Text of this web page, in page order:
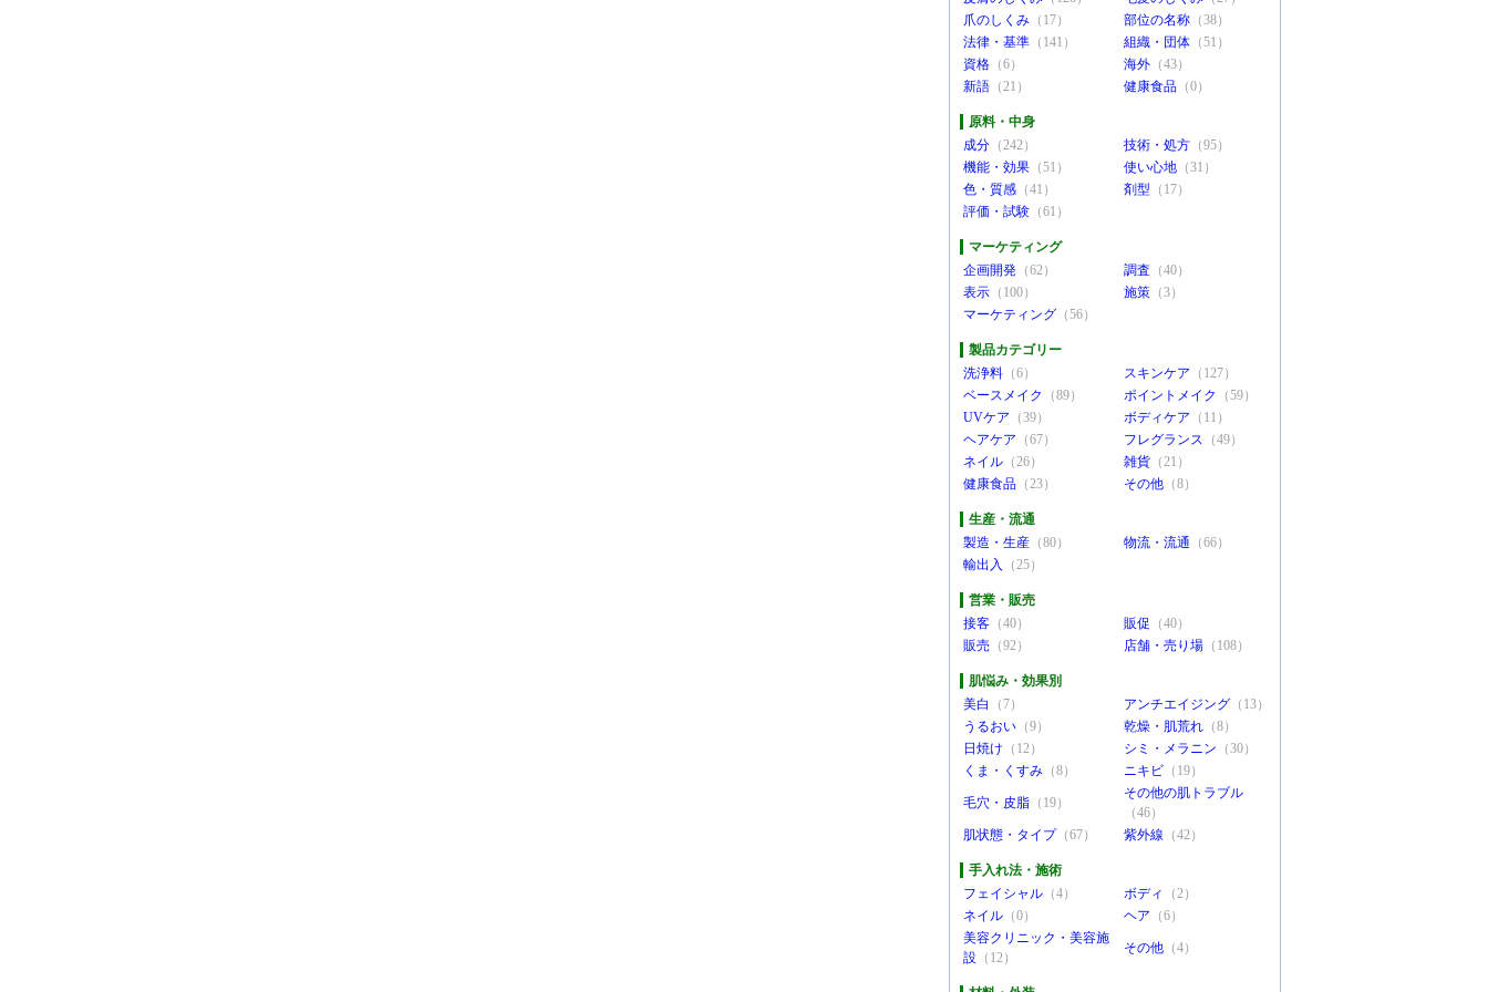
爪のしくみ （17） 部位の名称 （38）
法律・基準 （141） 組織・団体 （51）
資格 （6） 海外 （43）
新語 （21） 健康食品 （0）
原料・中身
成分 （242） 技術・処方 （95）
機能・効果 （51） 使い心地 （31）
色・質感 （41） 剤型 （17）
評価・試験 （61）
マーケティング
企画開発 （62） 調査 （40）
表示 （100） 施策 （3）
マーケティング （56）
製品カテゴリー
洗浄料 （6） スキンケア （127）
ベースメイク
（89） ポイントメイク
（59）
UVケア （39） ボディケア （11）
ヘアケア （67） フレグランス （49）
ネイル （26） 雑貨 （21）
健康食品 （23） その他 （8）
生産・流通
製造・生産 （80） 物流・流通 （66）
輸出入
（25）
営業・販売
接客 （40） 販促 （40）
販売 （92） 店舗・売り場 （108）
肌悩み・効果別
美白
（7） アンチエイジング （13）
うるおい （9） 乾燥・肌荒れ （8）
日焼け （12） シミ・メラニン （30）
くま・くすみ （8） ニキビ （19）
毛穴・皮脂 （19）
その他の肌トラブル
（46）
肌状態・タイプ（67） 紫外線 （42）
手入れ法・施術
フェイシャル （4） ボディ
（2）
ネイル （0） ヘア （6）
美容クリニック・美容施
設 （12）
その他 （4）